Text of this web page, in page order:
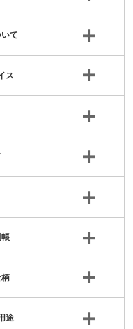
て
ス
途